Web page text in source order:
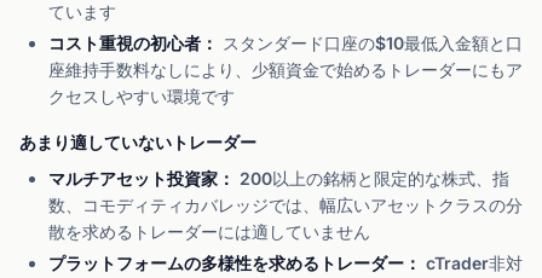
ています
コスト重視の初心者：
スタンダード口座の$10最低入金額と口
座維持手数料なしにより、少額資金で始めるトレーダーにもア
クセスしやすい環境です
あまり適していないトレーダー
マルチアセット投資家： 200以上の銘柄と限定的な株式、指
数、コモディティカバレッジでは、幅広いアセットクラスの分
散を求めるトレーダーには適していません
プラットフォームの多様性を求めるトレーダー： cTrader非対